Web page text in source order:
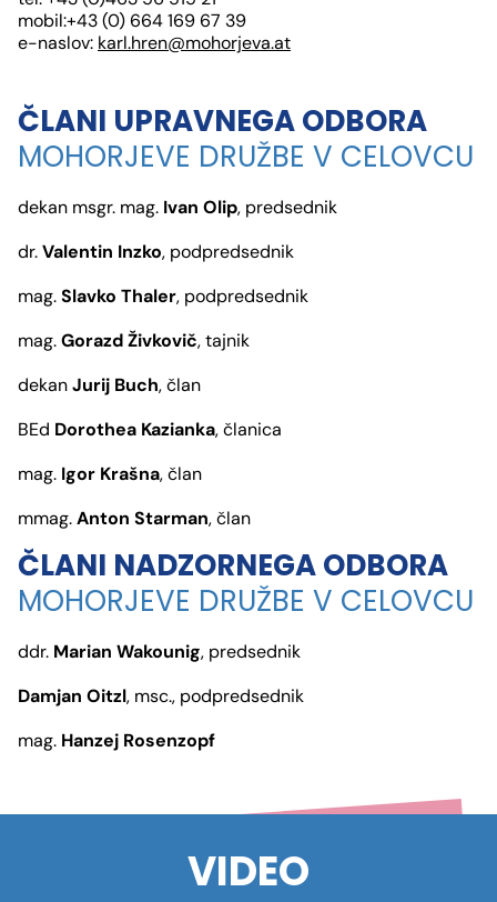
mobil:+43 (0) 664 169 67 39
e-naslov: karl.hren@mohorjeva.at
ČLANI UPRAVNEGA ODBORA
MOHORJEVE DRUŽBE V CELOVCU
dekan msgr. mag. Ivan Olip, predsednik
dr.Valentin Inzko, podpredsednik
mag.Slavko Thaler, podpredsednik
mag.Gorazd Živkovič, tajnik
dekanJurij Buch, član
BEd Dorothea Kazianka, članica
mag. Igor Krašna, član
mmag.Anton Starman, član
ČLANI NADZORNEGA ODBORA
MOHORJEVE DRUŽBE V CELOVCU
ddr. Marian Wakounig, predsednik
Damjan Oitzl, msc., podpredsednik
mag. Hanzej Rosenzopf
VIDEO